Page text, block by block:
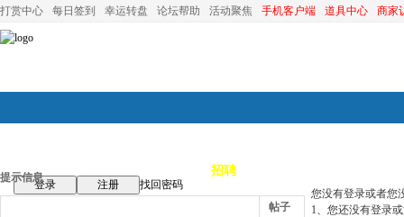
打赏中心 每日签到 幸运转盘 论坛帮助 活动聚焦 手机客户端 道具中心 商家
论坛首页 招聘
登录 注册
找回密码
帖子
提示信息
您没有登录或者您
1、您还没有登录